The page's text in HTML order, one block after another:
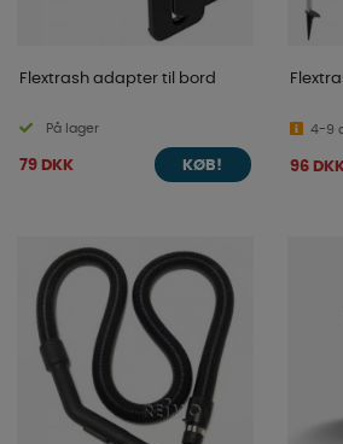
Flextrash adapter til bord
På lager
79 DKK KØB!
4-9
96